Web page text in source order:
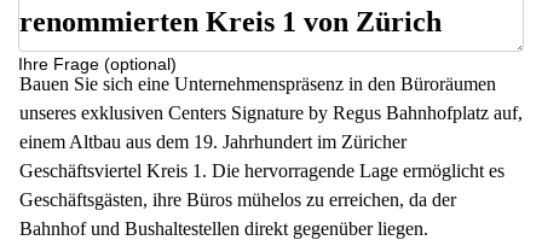
Ihre Frage (optional)
renommierten Kreis 1 von Zürich
Bauen Sie sich eine Unternehmenspräsenz in den Büroräumen
unseres exklusiven Centers Signature by Regus Bahnhofplatz auf,
einem Altbau aus dem 19. Jahrhundert im Züricher
Geschäftsviertel Kreis 1. Die hervorragende Lage ermöglicht es
Geschäftsgästen, ihre Büros mühelos zu erreichen, da der
Bahnhof und Bushaltestellen direkt gegenüber liegen.